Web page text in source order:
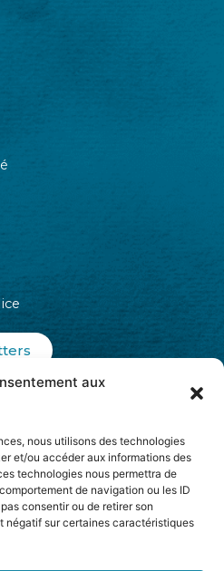
aux
nous utilisons des technologies
et/ou accéder aux informations des
technologies nous permettra de
de navigation ou les ID
consentir ou de retirer son
négatif sur certaines caractéristiques